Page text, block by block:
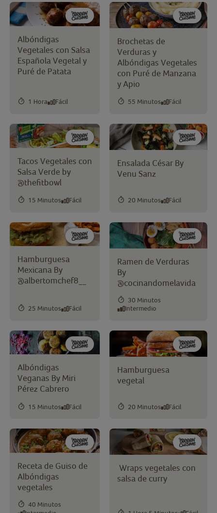
Albóndigas
Vegetales con Salsa
Española Vegetal y
Puré de Patata
1 Hora Fácil
Brochetas de
Verduras y
Albóndigas Vegetales
con Puré de Manzana
y Apio
55 Minutos Fácil
Tacos Vegetales con
Salsa Verde by
@thefitbowl
15 Minutos Fácil
Ensalada César By
Venu Sanz
20 Minutos Fácil
Hamburguesa
Mexicana By
@albertomchef8__
25 Minutos Fácil
Ramen de Verduras
By
@cocinandomelavida
30 Minutos
Intermedio
Albóndigas
Veganas By Miri
Pérez Cabrero
15 Minutos Fácil
Hamburguesa
vegetal
20 Minutos Fácil
Receta de Guiso de
Albóndigas
vegetales
40 Minutos
Wraps vegetales con
salsa de curry